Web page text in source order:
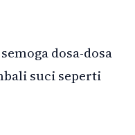
dosa-dosa
suci seperti